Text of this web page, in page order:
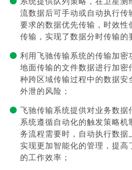
流数据后可手动或自动执行传
要求的数据优先传输，时效性
传输，实现了数据分时传输的
利用飞驰传输系统的传输加密
地面传输的文件数据进行加密
种跨区域传输过程中的数据安
外泄的风险；
飞驰传输系统提供对业务数据
系统遵循自动化的触发策略机
务流程需要时，自动执行数据
实现更加智能化的管理，提高
的工作效率；